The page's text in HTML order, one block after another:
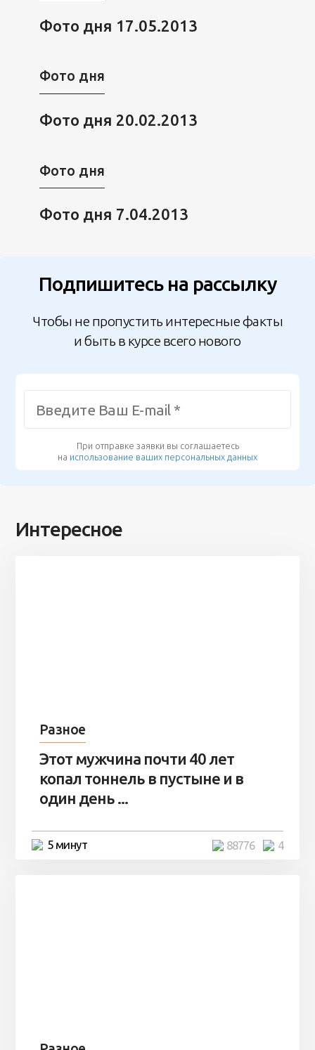
Фото дня 17.05.2013
Фото дня
Фото дня 20.02.2013
Фото дня
Фото дня 7.04.2013
Подпишитесь на рассылку
Чтобы не пропустить интересные факты
и быть в курсе всего нового
При отправке заявки вы соглашаетесь
на использование ваших персональных данных
Интересное
Разное
Этот мужчина почти 40 лет
копал тоннель в пустыне и в
один день ...
5 минут 4
88776